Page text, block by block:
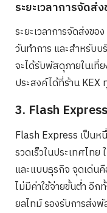
ระยะเวลาการจัดส่
ระยะเวลาการจัดส่งข
วันทำการ และสำหรับ
จะได้รับพัสดุภายในเที่
ประสงค์ได้ที่ร้าน KEX
3. Flash Express
Flash Express เป็นห
รวดเร็วในประเทศไท
และแบบธุรกิจ จุดเด่น
ไม่มีค่าใช้จ่ายขั้นต่ำ อี
ยลไทม์ รองรับการส่ง